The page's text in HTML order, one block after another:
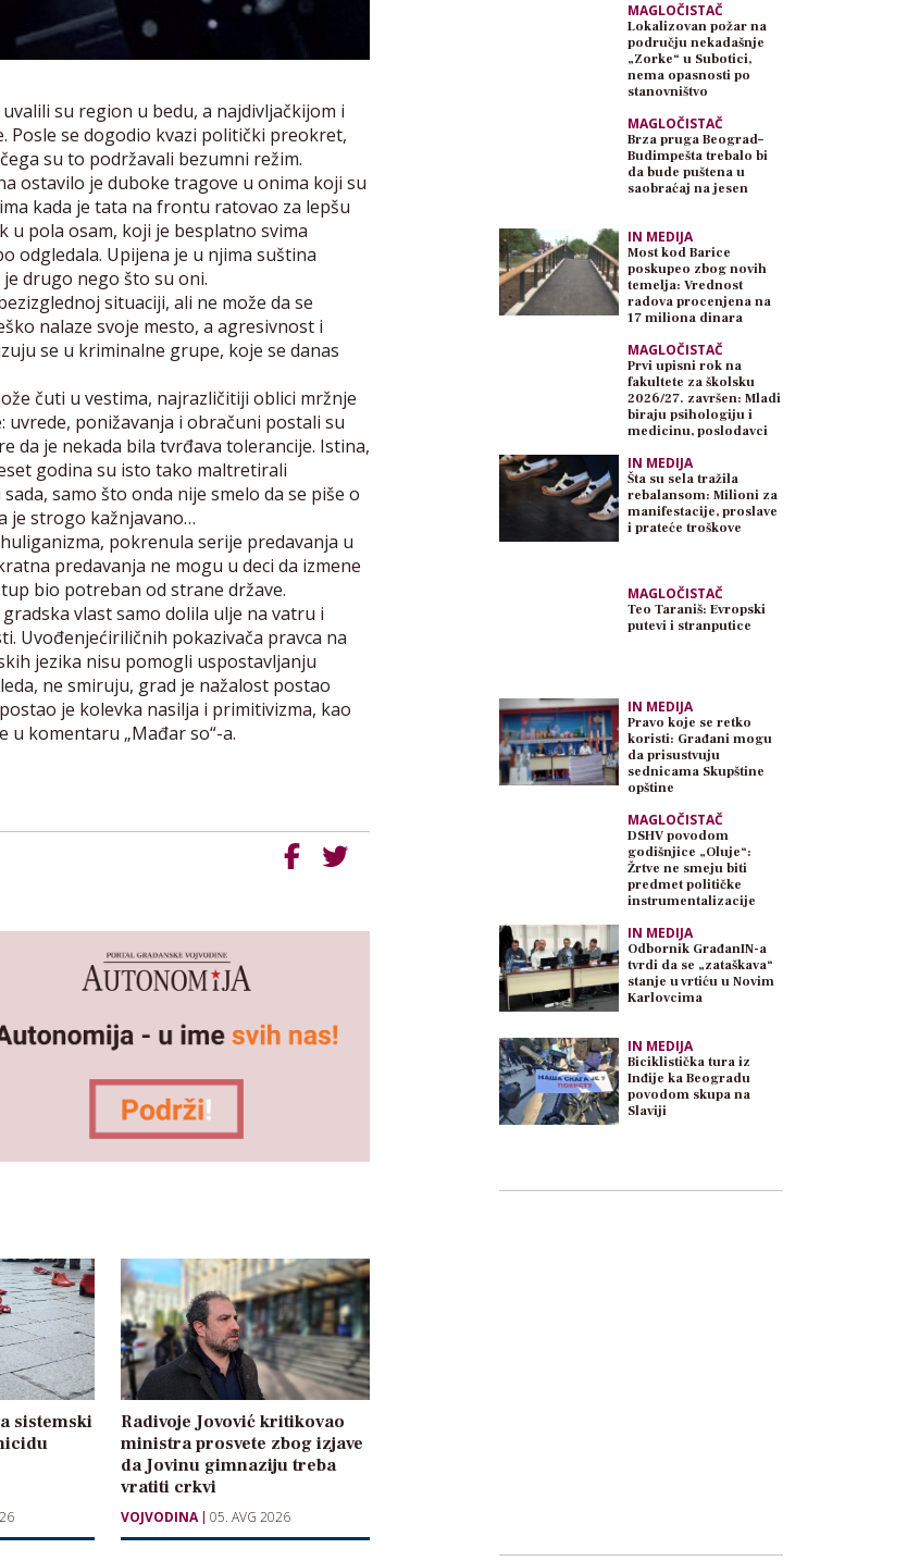
su region u bedu, a najdivljačkijom i
Posle se dogodio kvazi politički preokret,
su to podržavali bezumni režim.
ostavilo je duboke tragove u onima koji su
kada je tata na frontu ratovao za lepšu
u pola osam, koji je besplatno svima
odgledala. Upijena je u njima suština
drugo nego što su oni.
situaciji, ali ne može da se
nalaze svoje mesto, a agresivnost i
se u kriminalne grupe, koje se danas
čuti u vestima, najrazličitiji oblici mržnje
uvrede, ponižavanja i obračuni postali su
da je nekada bila tvrđava tolerancije. Istina,
godina su isto tako maltretirali
samo što onda nije smelo da se piše o
je strogo kažnjavano…
pokrenula serije predavanja u
predavanja ne mogu u deci da izmene
bio potreban od strane države.
vlast samo dolila ulje na vatru i
Uvođenjećiriličnih pokazivača pravca na
jezika nisu pomogli uspostavljanju
ne smiruju, grad je nažalost postao
je kolevka nasilja i primitivizma, kao
u komentaru „Mađar so“-a.
sistemski
Radivoje Jovović kritikovao
ministra prosvete zbog izjave
da Jovinu gimnaziju treba
vratiti crkvi
VOJVODINA 05. AVG 2026
MAGLOČISTAČ
Lokalizovan požar na
području nekadašnje
„Zorke“ u Subotici,
nema opasnosti po
stanovništvo
MAGLOČISTAČ
Brza pruga Beograd–
Budimpešta trebalo bi
da bude puštena u
saobraćaj na jesen
IN MEDIJA
Most kod Barice
poskupeo zbog novih
temelja: Vrednost
radova procenjena na
17 miliona dinara
MAGLOČISTAČ
Prvi upisni rok na
fakultete za školsku
2026/27. završen: Mladi
biraju psihologiju i
medicinu, poslodavci
IN MEDIJA
Šta su sela tražila
rebalansom: Milioni za
manifestacije, proslave
i prateće troškove
MAGLOČISTAČ
Teo Taraniš: Evropski
putevi i stranputice
IN MEDIJA
Pravo koje se retko
koristi: Građani mogu
da prisustvuju
sednicama Skupštine
opštine
MAGLOČISTAČ
DSHV povodom
godišnjice „Oluje“:
Žrtve ne smeju biti
predmet političke
instrumentalizacije
IN MEDIJA
Odbornik GrađanIN-a
tvrdi da se „zataškava“
stanje u vrtiću u Novim
Karlovcima
IN MEDIJA
Biciklistička tura iz
Inđije ka Beogradu
povodom skupa na
Slaviji